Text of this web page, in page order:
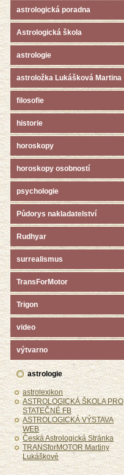
astrologická poradna
Astrologická škola
astrologie
astroložka Lukášková Martina
filosofie
historie
horoskopy
horoskopy osobností
psychologie
Půdorys nakladatelství
Rudhyar
surrealismus
TransForMotor
Trigon
video
výtvarno
astrologie
astrolexikon
ASTROLOGICKÁ ŠKOLA PRO
STATEČNÉ FB
ASTROLOGICKÁ VÝSTAVA
WEB
Česká Astrologická Stránka
TRANSforMOTOR Martiny
Lukáškové